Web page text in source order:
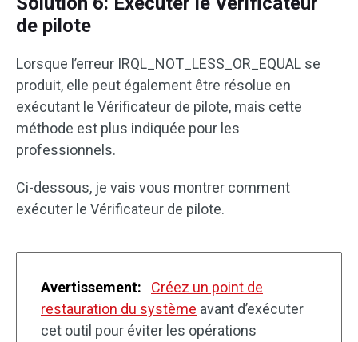
de pilote
Lorsque l’erreur IRQL_NOT_LESS_OR_EQUAL se
produit, elle peut également être résolue en
exécutant le Vérificateur de pilote, mais cette
méthode est plus indiquée pour les
professionnels.
Ci-dessous, je vais vous montrer comment
exécuter le Vérificateur de pilote.
Avertissement:
Créez un point de
restauration du système avant d’exécuter
cet outil pour éviter les opérations